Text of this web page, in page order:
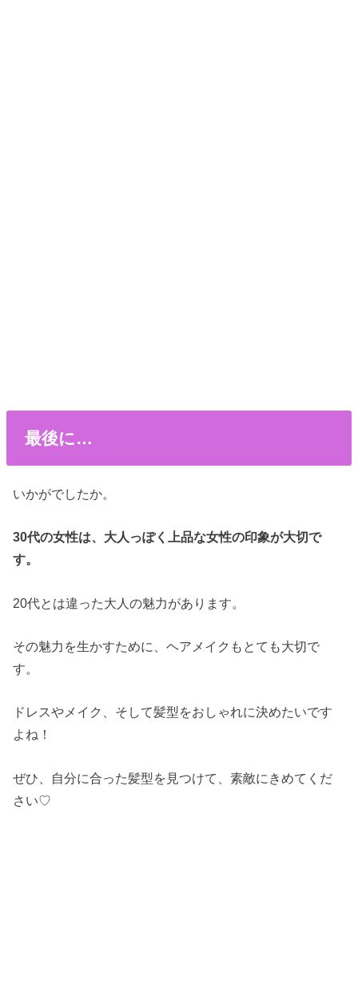
最後に…
いかがでしたか。
30代の女性は、大人っぽく上品な女性の印象が大切で
す。
20代とは違った大人の魅力があります。
その魅力を生かすために、ヘアメイクもとても大切で
す。
ドレスやメイク、そして髪型をおしゃれに決めたいです
よね！
ぜひ、自分に合った髪型を見つけて、素敵にきめてくだ
さい♡